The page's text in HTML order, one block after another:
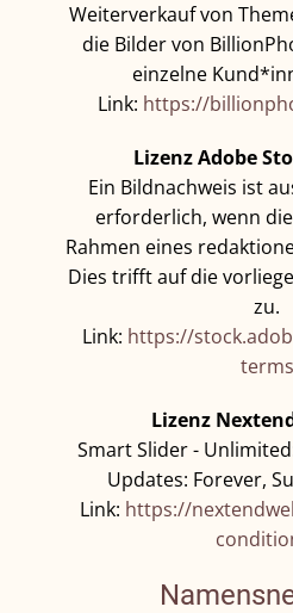
Weiterverkauf von
die Bilder von
einzelne
Link: https://
Lizenz Adobe
Ein Bildnachweis ist
erforderlich, wenn
Rahmen eines
Dies trifft auf die
zu.
Link: https://
terms
Lizenz
Smart Slider -
Updates: Forever,
Link: https://